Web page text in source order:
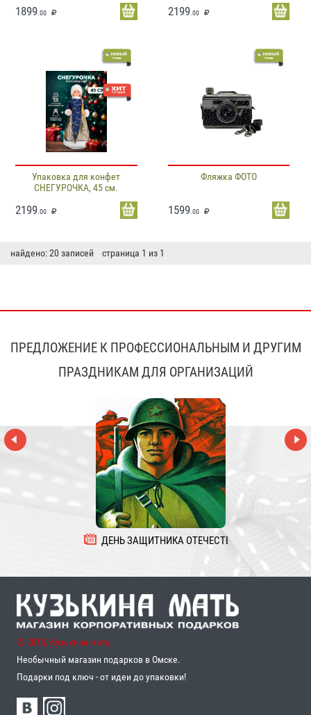
1899 .00 2199.00
Упаковка для конфет
СНЕГУРОЧКА, 45 см.
2199 .00
Фляжка ФОТО
1599.00
найдено: 20 записей страница 1 из 1
ПРЕДЛОЖЕНИЕ К ПРОФЕССИОНАЛЬНЫМ И ДРУГИМ
ПРАЗДНИКАМ ДЛЯ ОРГАНИЗАЦИЙ
ДЕНЬ ЗАЩИТНИКА ОТЕЧЕСТВА
© 2015, Кузькина мать,
Необычный магазин подарков в Омске.
Подарки под ключ - от идеи до упаковки!